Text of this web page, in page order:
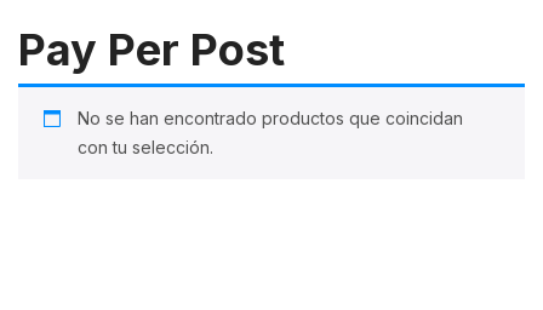
Pay Per Post
No se han encontrado productos que coincidan
con tu selección.